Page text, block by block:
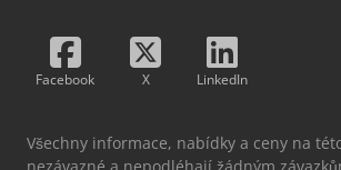
Facebook X LinkedIn
Všechny informace, nabídky a ceny na